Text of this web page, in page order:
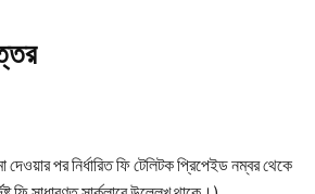
পর নির্ধারিত ফি টেলিটক প্রিপেইড নম্বর থেকে